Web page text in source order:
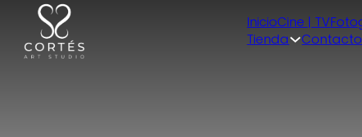
InicioCine | TV
Tienda
Contacto